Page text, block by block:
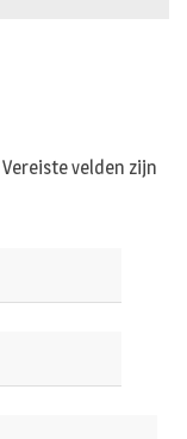
Vereiste velden zijn